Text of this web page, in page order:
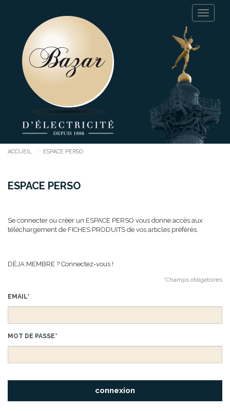
ACCUEIL ESPACE PERSO
ESPACE PERSO
Se connecter ou créer un ESPACE PERSO vous donne accès aux
téléchargement de FICHES PRODUITS de vos articles préférés.
DÉJA MEMBRE ? Connectez-vous !
*Champs obligatoires
EMAIL*
MOT DE PASSE*